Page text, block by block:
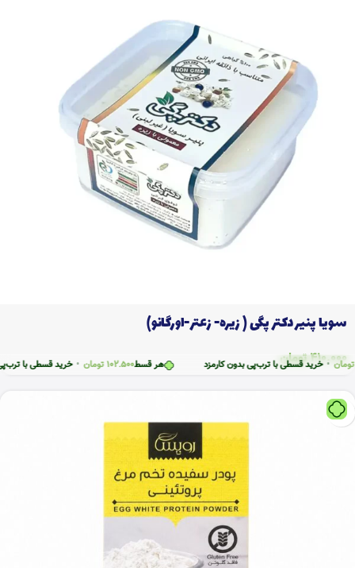
هر قسط102.500تومان • خرید قسطی با ترب‌پی بدون خرید قسطی با ترب‌پی بدون کارمزد
سویا پنیر دکتر پگی ( زیره- زعتر-اورگانو)
410.000 تومان